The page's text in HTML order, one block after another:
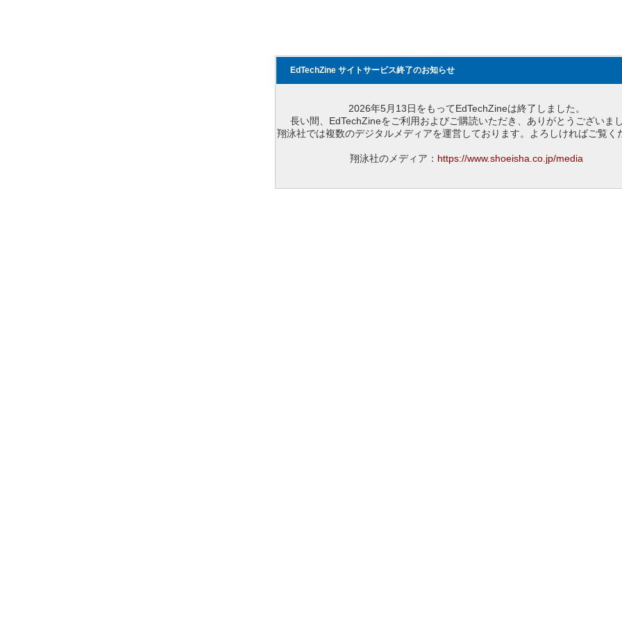
EdTechZine サイトサービス終了のお知らせ
2026年5月13日をもってEdTechZineは終了しました。
長い間、EdTechZineをご利用およびご購読いただき、ありがとうございまし
翔泳社では複数のデジタルメディアを運営しております。よろしければご覧く
翔泳社のメディア： https://www.shoeisha.co.jp/media